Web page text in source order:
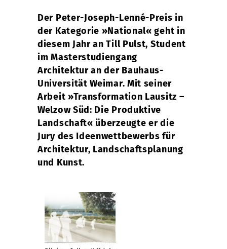
Der Peter-Joseph-Lenné-Preis in
der Kategorie »National« geht in
diesem Jahr an Till Pulst, Student
im Masterstudiengang
Architektur an der Bauhaus-
Universität Weimar. Mit seiner
Arbeit »Transformation Lausitz –
Welzow Süd: Die Produktive
Landschaft« überzeugte er die
Jury des Ideenwettbewerbs für
Architektur, Landschaftsplanung
und Kunst.